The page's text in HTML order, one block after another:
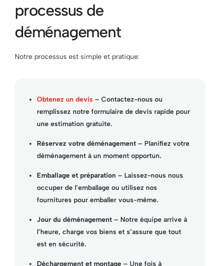
processus de
déménagement
Notre processus est simple et pratique:
Obtenez un devis – Contactez-nous ou
remplissez notre formulaire de devis rapide pour
une estimation gratuite.
Réservez votre déménagement – Planifiez votre
déménagement à un moment opportun.
Emballage et préparation – Laissez-nous nous
occuper de l’emballage ou utilisez nos
fournitures pour emballer vous-même.
Jour du déménagement – Notre équipe arrive à
l’heure, charge vos biens et s’assure que tout
est en sécurité.
Déchargement et montage – Une fois à